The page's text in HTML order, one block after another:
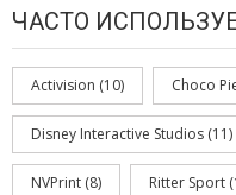
ЧАСТО
Activision (10) Choco
Disney Interactive Studios (11)
NVPrint (8) Ritter Sport